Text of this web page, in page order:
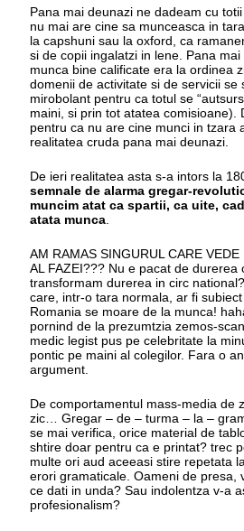
Pana mai deunazi ne dadeam cu
nu mai are cine sa munceasca in
la capshuni sau la oxford, ca
si de copii ingalatzi in lene. Pana
munca bine calificate era la ordinea
domenii de activitate si de servicii se
mirobolant pentru ca totul se
maini, si prin tot atatea comisioane).
pentru ca nu are cine munci in tzara
realitatea cruda pana mai deunazi.
De ieri realitatea asta s-a intors la
semnale de alarma gregar-
muncim atat ca spartii, ca uite,
atata munca.
AM RAMAS SINGURUL CARE
AL FAZEI??? Nu e pacat de durerea
transformam durerea in circ
care, intr-o tara normala, ar fi
Romania se moare de la munca!
pornind de la prezumtzia zemos-
medic legist pus pe celebritate la
pontic pe maini al colegilor. Fara o
argument.
De comportamentul mass-media de
zic… Gregar – de – turma – la –
se mai verifica, orice material de
shtire doar pentru ca e printat? trec
multe ori aud aceeasi stire repetata
erori gramaticale. Oameni de presa,
ce dati in unda? Sau indolentza v-a
profesionalism?